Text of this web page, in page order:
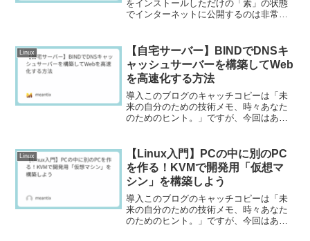
をインストールしただけの「素」の状態
でインターネットに公開するのは非常に
し、侵入を試みているからです。私自身
がサーバーを構築する際...
Linux
【自宅サーバー】BINDでDNSキ
ャッシュサーバーを構築してWeb
を高速化する方法
導入このブログのキャッチコピーは「未
来の自分のための技術メモ、時々あなた
のためのヒント。」ですが、今回はあな
です。「最近、Webページの表示が少し
遅いな…」「いつも見る...
Linux
【Linux入門】PCの中に別のPC
を作る！KVMで開発用「仮想マ
シン」を構築しよう
導入このブログのキャッチコピーは「未
来の自分のための技術メモ、時々あなた
のためのヒント。」ですが、今回はあな